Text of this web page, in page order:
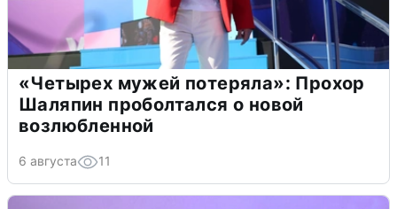
«Четырех мужей потеряла»: Прохор
Шаляпин проболтался о новой
возлюбленной
6 августа 11